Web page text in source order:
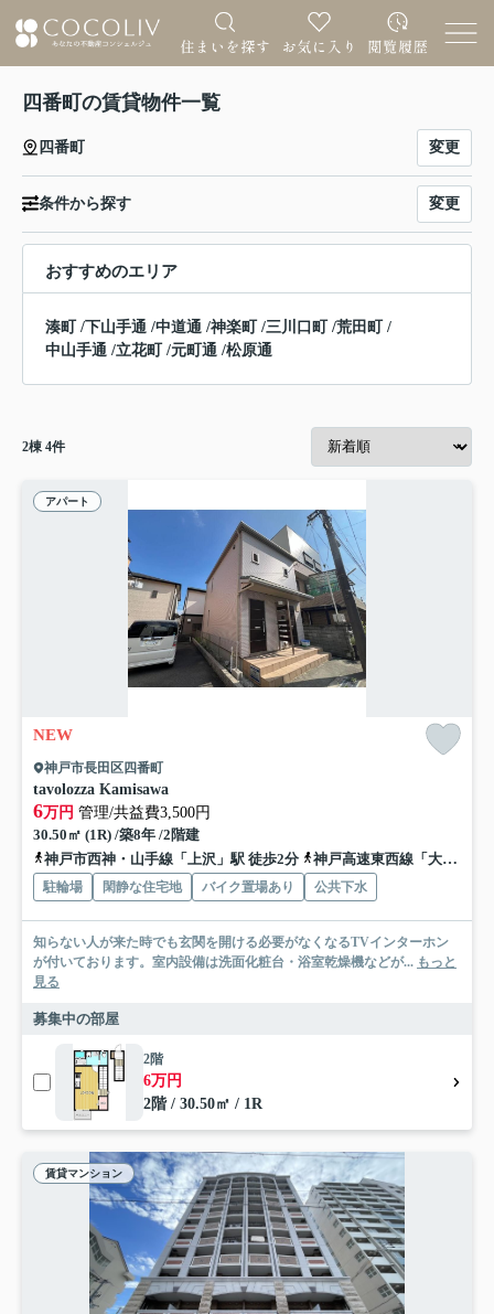
四番町の賃貸物件一覧
四番町 変更
条件から探す 変更
おすすめのエリア
湊町/下山手通 /中道通 /神楽町/三川口町/荒田町/
中山手通 /立花町/元町通 /松原通
2棟 4件
アパート
NEW
神戸市長田区四番町
tavolozza Kamisawa
6万円 管理/共益費3,500円
30.50㎡ (1R) /築8年 /2階建
神戸市西神・山手線「上沢」駅 徒歩2分
神戸高速東西線「大開」駅 徒歩6分
駐輪場 閑静な住宅地 バイク置場あり 公共下水
知らない人が来た時でも玄関を開ける必要がなくなるTVインターホン
が付いております。室内設備は洗面化粧台・浴室乾燥機などが... もっと
見る
募集中の部屋
2階
6万円
2階 / 30.50㎡ / 1R
賃貸マンション